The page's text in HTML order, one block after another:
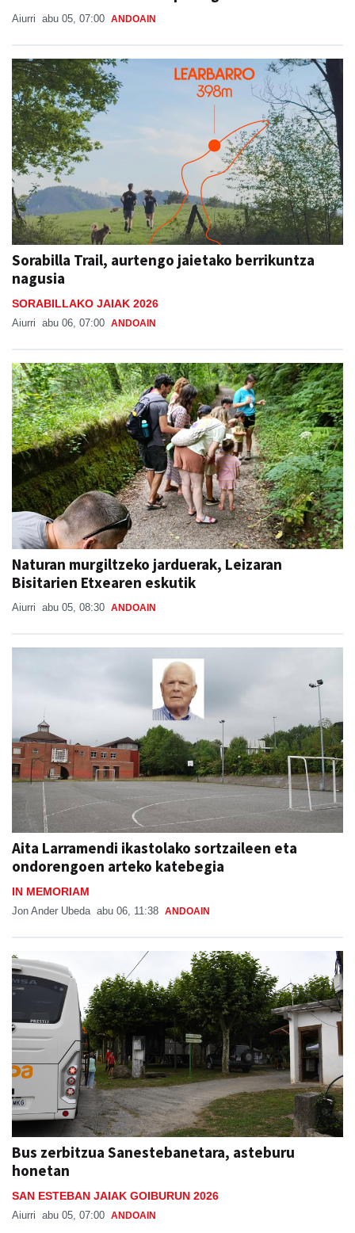
Aiurri abu 05, 07:00 ANDOAIN
Sorabilla Trail, aurtengo jaietako berrikuntza
nagusia
SORABILLAKO JAIAK 2026
Aiurri abu 06, 07:00 ANDOAIN
Naturan murgiltzeko jarduerak, Leizaran
Bisitarien Etxearen eskutik
Aiurri abu 05, 08:30 ANDOAIN
Aita Larramendi ikastolako sortzaileen eta
ondorengoen arteko katebegia
IN MEMORIAM
Jon Ander Ubeda abu 06, 11:38 ANDOAIN
Bus zerbitzua Sanestebanetara, asteburu
honetan
SAN ESTEBAN JAIAK GOIBURUN 2026
Aiurri abu 05, 07:00 ANDOAIN